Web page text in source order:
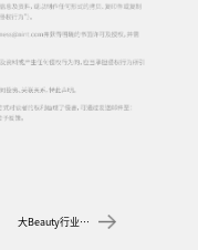
大Beauty行业Q4策略要点，护肤美妆香水美发的梭哈时刻